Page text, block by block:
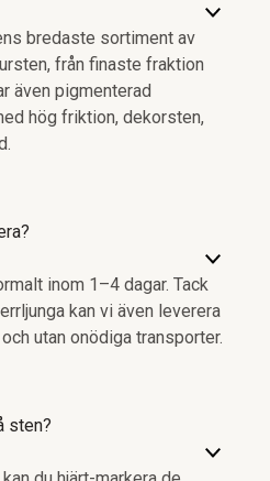
bredaste sortiment av
från finaste fraktion
även pigmenterad
hög friktion, dekorsten,
inom 1–4 dagar. Tack
kan vi även leverera
utan onödiga transporter.
sten?